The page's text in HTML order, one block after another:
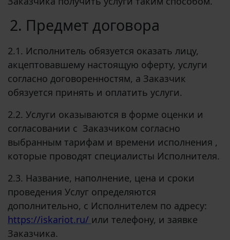
2. Предмет договора
2.1. Исполнитель обязуется оказать лицу,
акцептовавшему настоящую оферту, услуги
согласно договоренностям, а Заказчик
обязуется принять и оплатить услуги.
2.2. Услуги оказываются в форме оценки и
согласовании с Заказчиком согласно
выбранным тарифам и времени исполнения ,
которые проводят специалисты Исполнителя.
2.3. Название, наполнение, цена и сроки
проведения Услуг определяются
дополнительно, с Исполнителем по адресу:
https://iskariot.ru/ или телефону, и заявке
Заказчика.